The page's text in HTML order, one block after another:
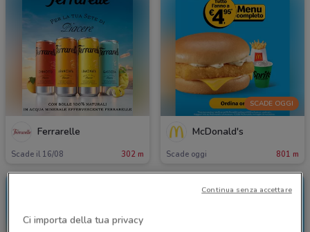
Ferrarelle
Scade il 16/08 302 m
SCADE OGGI
McDonald's
Scade oggi 801 m
Ci importa della tua privacy
Continua senza accettare